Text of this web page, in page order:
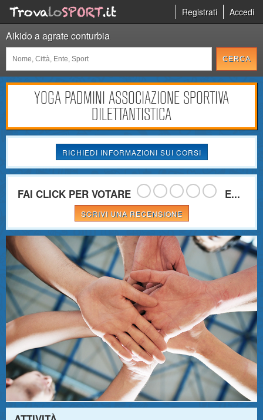
Registrati Accedi
Aikido a agrate conturbia
YOGA PADMINI ASSOCIAZIONE SPORTIVA
DILETTANTISTICA
RICHIEDI INFORMAZIONI SUI CORSI
FAI CLICK PER VOTARE E...
SCRIVI UNA RECENSIONE